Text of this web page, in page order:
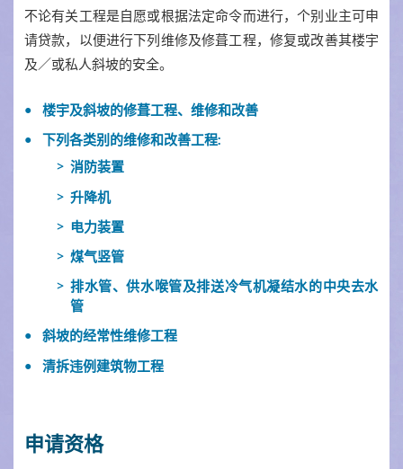
不论有关工程是自愿或根据法定命令而进行，个别业主可申
请贷款，以便进行下列维修及修葺工程，修复或改善其楼宇
及／或私人斜坡的安全。
楼宇及斜坡的修葺工程、维修和改善
下列各类别的维修和改善工程:
消防装置
升降机
电力装置
煤气竖管
排水管、供水喉管及排送冷气机凝结水的中央去水
管
斜坡的经常性维修工程
清拆违例建筑物工程
申请资格